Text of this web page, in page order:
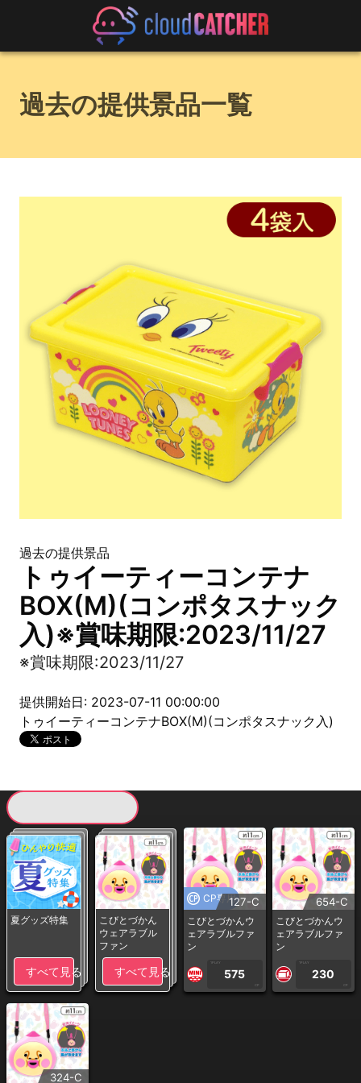
過去の提供景品一覧
過去の提供景品
トゥイーティーコンテナ
BOX(M)(コンポタスナック
入)※賞味期限:2023/11/27
※賞味期限:2023/11/27
提供開始日: 2023-07-11 00:00:00
トゥイーティーコンテナBOX(M)(コンポタスナック入)
夏グッズ特集
すべて見る
こびとづかん
ウェアラブル
ファン
すべて見る
CP専用127-C
こびとづかんウ
ェアラブルファ
ン
1PLAY
575
CP
654-C
こびとづかんウ
ェアラブルファ
ン
1PLAY
230
CP
324-C